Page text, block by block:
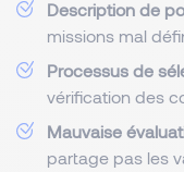
Description de
missions mal
Processus de
vérification des
Mauvaise
partage pas les